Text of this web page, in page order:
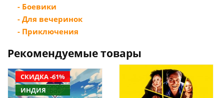
- Боевики
- Для вечеринок
- Приключения
Рекомендуемые товары
СКИДКА -61%
ИНДИЯ